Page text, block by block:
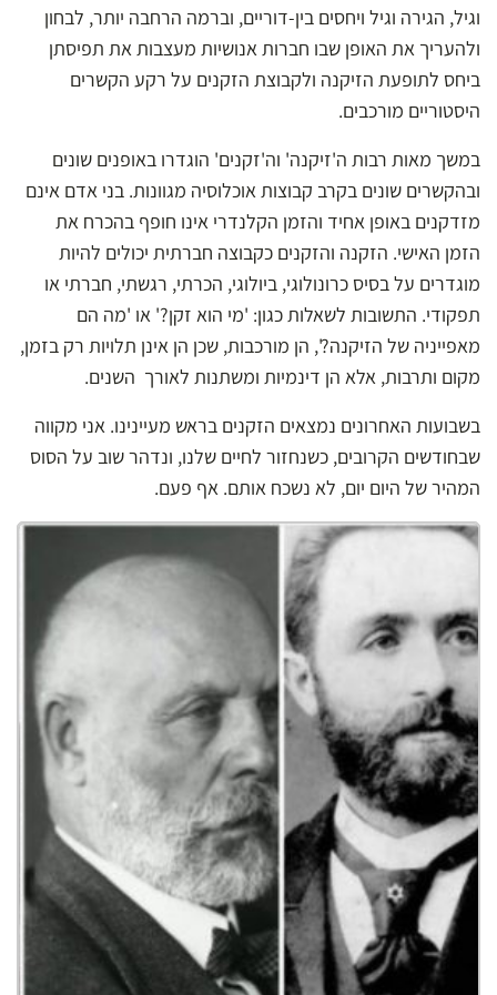
וגיל, הגירה וגיל ויחסים בין-דוריים, וברמה הרחבה יותר, לבחון
ולהעריך את האופן שבו חברות אנושיות מעצבות את תפיסתן
ביחס לתופעת הזיקנה ולקבוצת הזקנים על רקע הקשרים
היסטוריים מורכבים.
במשך מאות רבות ה'זיקנה' וה'זקנים' הוגדרו באופנים שונים
ובהקשרים שונים בקרב קבוצות אוכלוסיה מגוונות. בני אדם אינם
מזדקנים באופן אחיד והזמן הקלנדרי אינו חופף בהכרח את
הזמן האישי. הזקנה והזקנים כקבוצה חברתית יכולים להיות
מוגדרים על בסיס כרונולוגי, ביולוגי, הכרתי, רגשתי, חברתי או
תפקודי. התשובות לשאלות כגון: 'מי הוא זקן?' או 'מה הם
מאפייניה של הזיקנה?', הן מורכבות, שכן הן אינן תלויות רק בזמן,
מקום ותרבות, אלא הן דינמיות ומשתנות לאורך השנים.
בשבועות האחרונים נמצאים הזקנים בראש מעיינינו. אני מקווה
שבחודשים הקרובים, כשנחזור לחיים שלנו, ונדהר שוב על הסוס
המהיר של היום יום, לא נשכח אותם. אף פעם.
MEIR DIZENGOFF, MAYOR OF TEL AVIV. øàù òéøééú úì àáéá, îàéø